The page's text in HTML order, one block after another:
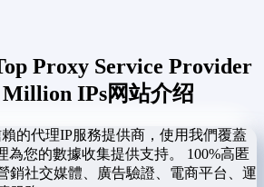
Proxy Service Provider
IPs网站介绍
的代理IP服務提供商，使用我們覆蓋
為您的數據收集提供支持。 100%高匿
銷社交媒體、廣告驗證、電商平台、運